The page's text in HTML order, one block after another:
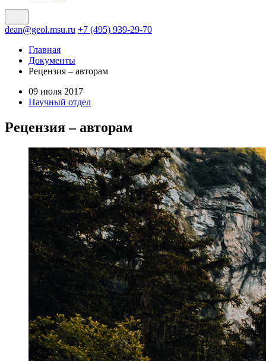
dean@geol.msu.ru +7 (495) 939-29-70
Главная
Документы
Рецензия – авторам
09 июля 2017
Научный отдел
Рецензия – авторам